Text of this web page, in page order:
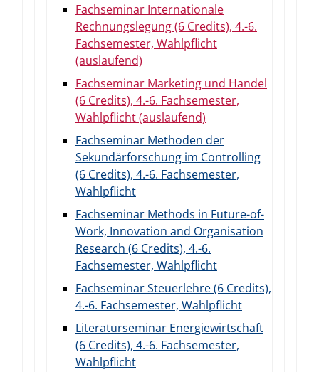
Fachseminar Internationale
Rechnungslegung (6 Credits), 4.-6.
Fachsemester, Wahlpflicht
(auslaufend)
Fachseminar Marketing und Handel
(6 Credits), 4.-6. Fachsemester,
Wahlpflicht (auslaufend)
Fachseminar Methoden der
Sekundärforschung im Controlling
(6 Credits), 4.-6. Fachsemester,
Wahlpflicht
Fachseminar Methods in Future-of-
Work, Innovation and Organisation
Research (6 Credits), 4.-6.
Fachsemester, Wahlpflicht
Fachseminar Steuerlehre (6 Credits),
4.-6. Fachsemester, Wahlpflicht
Literaturseminar Energiewirtschaft
(6 Credits), 4.-6. Fachsemester,
Wahlpflicht